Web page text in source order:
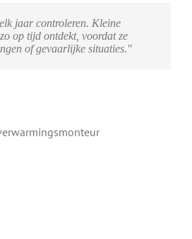
jaar controleren. Kleine
op tijd ontdekt, voordat ze
of gevaarlijke situaties."